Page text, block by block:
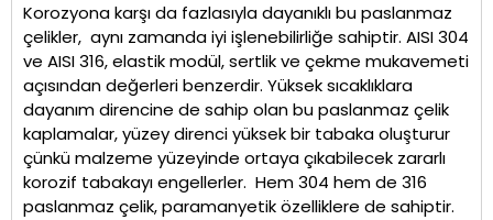
Korozyona karşı da fazlasıyla dayanıklı bu paslanmaz
çelikler, aynı zamanda iyi işlenebilirliğe sahiptir. AISI 304
ve AISI 316, elastik modül, sertlik ve çekme mukavemeti
açısından değerleri benzerdir. Yüksek sıcaklıklara
dayanım direncine de sahip olan bu paslanmaz çelik
kaplamalar, yüzey direnci yüksek bir tabaka oluşturur
çünkü malzeme yüzeyinde ortaya çıkabilecek zararlı
korozif tabakayı engellerler. Hem 304 hem de 316
paslanmaz çelik, paramanyetik özelliklere de sahiptir.